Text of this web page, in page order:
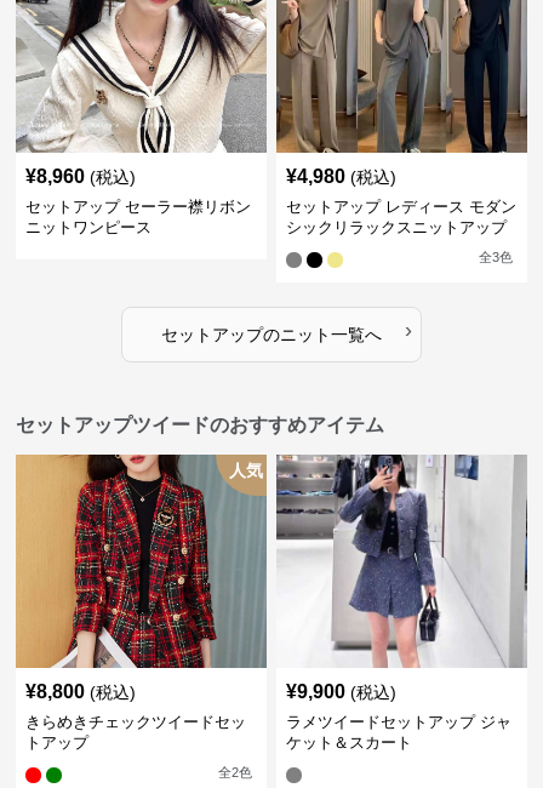
¥8,960 (税込)
セットアップ セーラー襟リボン
ニットワンピース
¥4,980 (税込)
セットアップ レディース モダン
シックリラックスニットアップ
全3色
セットアップのニット一覧へ ›
セットアップツイードのおすすめアイテム
人気
¥8,800 (税込)
きらめきチェックツイードセッ
トアップ
全2色
¥9,900 (税込)
ラメツイードセットアップ ジャ
ケット＆スカート